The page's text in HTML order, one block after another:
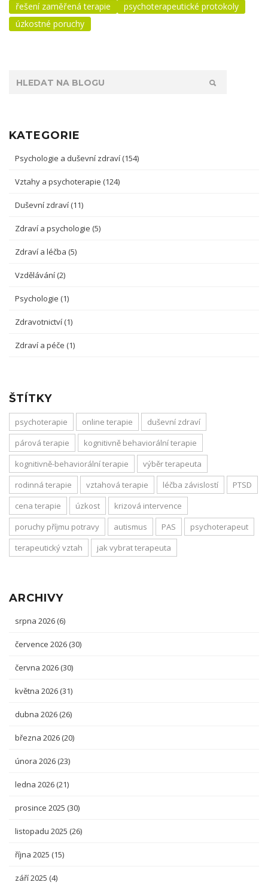
řešení zaměřená terapie
psychoterapeutické protokoly
úzkostné poruchy
KATEGORIE
Psychologie a duševní zdraví (154)
Vztahy a psychoterapie (124)
Duševní zdraví (11)
Zdraví a psychologie (5)
Zdraví a léčba (5)
Vzdělávání (2)
Psychologie (1)
Zdravotnictví (1)
Zdraví a péče (1)
ŠTÍTKY
psychoterapie online terapie
duševní zdraví
párová terapie
kognitivně behaviorální terapie
kognitivně-behaviorální terapie
výběr terapeuta
rodinná terapie
vztahová terapie léčba závislostí
PTSD
cena terapie
úzkost
krizová intervence
poruchy příjmu potravy
autismus PAS
psychoterapeut
terapeutický vztah
jak vybrat terapeuta
ARCHIVY
srpna 2026 (6)
července 2026 (30)
června 2026 (30)
května 2026 (31)
dubna 2026 (26)
března 2026 (20)
února 2026 (23)
ledna 2026 (21)
prosince 2025 (30)
listopadu 2025 (26)
října 2025 (15)
září 2025 (4)